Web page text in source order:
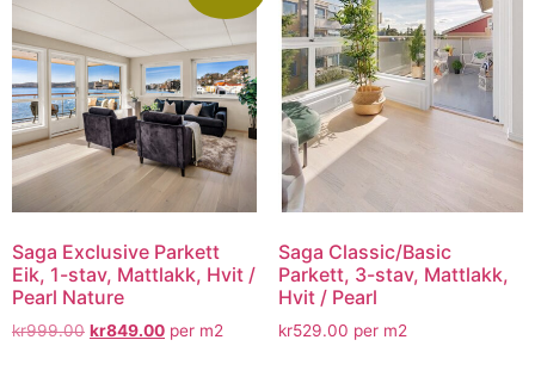
Saga Exclusive Parkett
Eik, 1-stav, Mattlakk, Hvit /
Pearl Nature
kr999.00 kr849.00 per m2
Saga Classic/Basic
Parkett, 3-stav, Mattlakk,
Hvit / Pearl
kr529.00 per m2